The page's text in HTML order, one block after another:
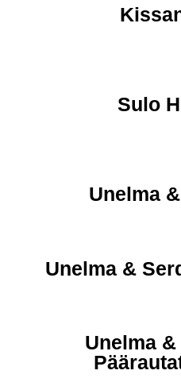
Sulo
Unelma
Unelma &
Unelma